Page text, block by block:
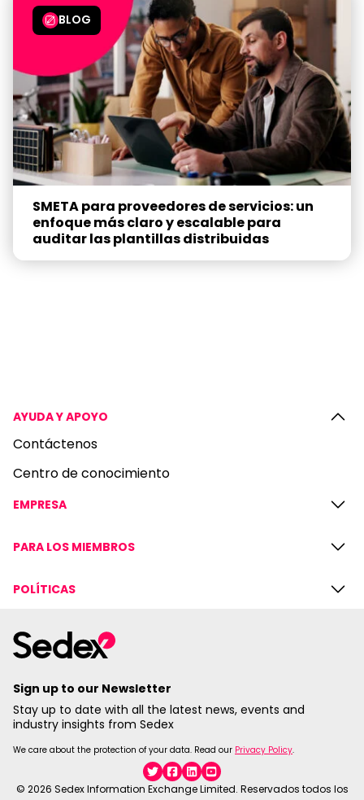
BLOG
SMETA para proveedores de servicios: un
enfoque más claro y escalable para
auditar las plantillas distribuidas
AYUDA Y APOYO
Contáctenos
Centro de conocimiento
EMPRESA
PARA LOS MIEMBROS
POLÍTICAS
Sign up to our Newsletter
Stay up to date with all the latest news, events and
industry insights from Sedex
We care about the protection of your data. Read our Privacy Policy.
TwitterFacebook
Linkedin
YouTube
© 2026 Sedex Information Exchange Limited. Reservados todos los